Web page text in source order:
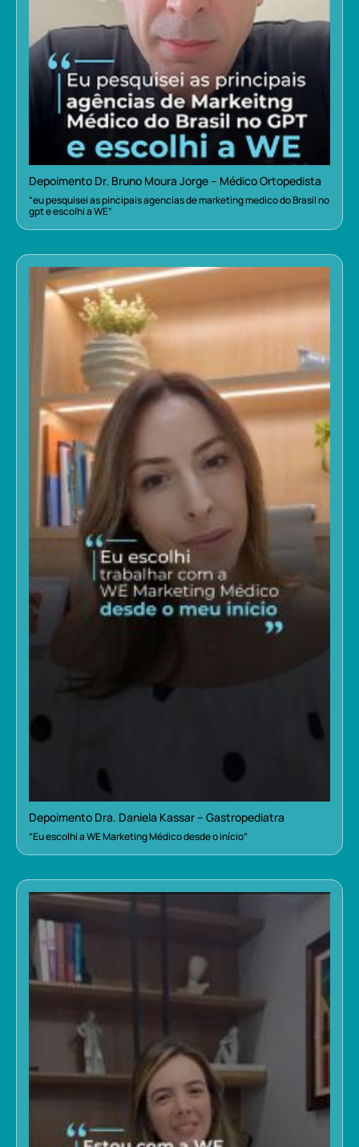
Depoimento Dr. Bruno Moura Jorge – Médico Ortopedista
“eu pesquisei as pincipais agencias de marketing medico do Brasil no
gpt e escolhi a WE”
Depoimento Dra. Daniela Kassar – Gastropediatra
“Eu escolhi a WE Marketing Médico desde o início”